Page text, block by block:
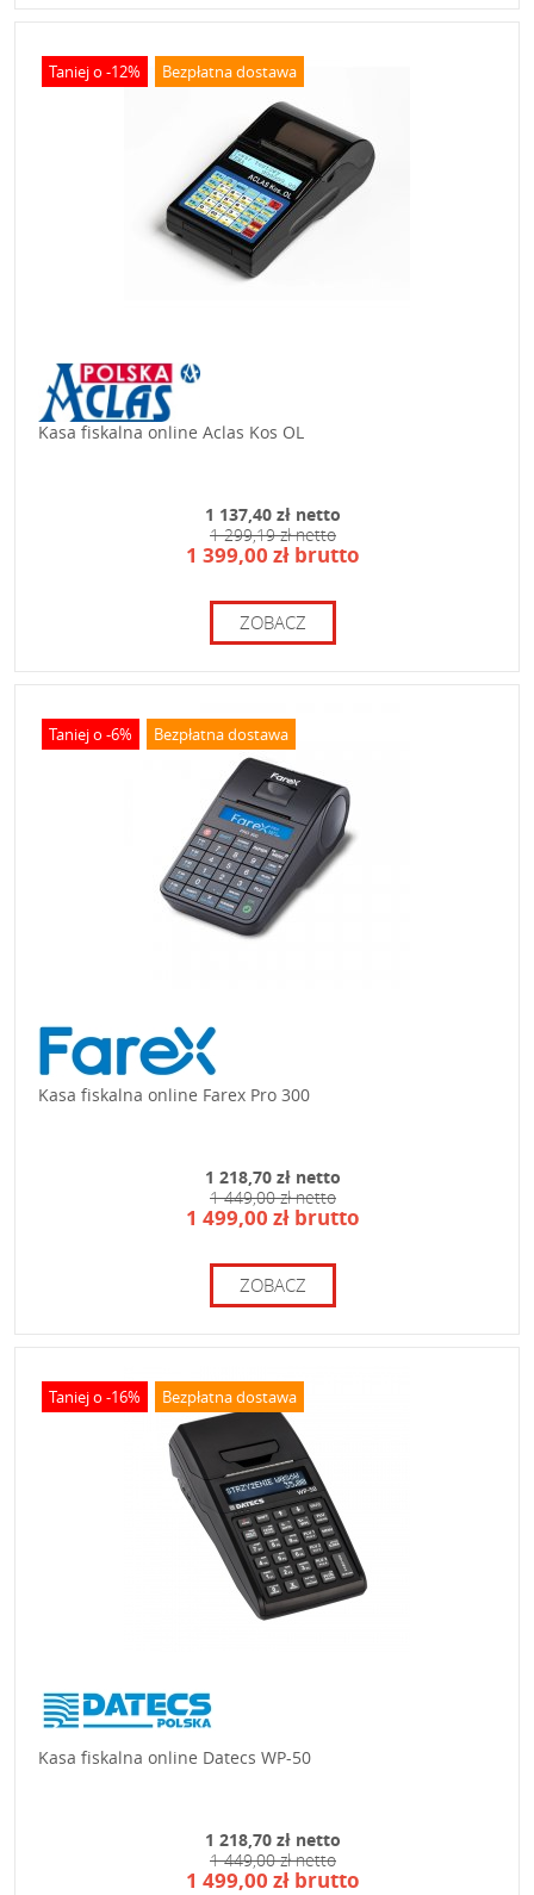
Taniej o -12% Bezpłatna dostawa
Kasa fiskalna online Aclas Kos OL
1 137,40 zł netto
1 299,19 zł netto
1 399,00 zł brutto
ZOBACZ
Taniej o -6% Bezpłatna dostawa
Kasa fiskalna online Farex Pro 300
1 218,70 zł netto
1 449,00 zł netto
1 499,00 zł brutto
ZOBACZ
Taniej o -16% Bezpłatna dostawa
Kasa fiskalna online Datecs WP-50
1 218,70 zł netto
1 449,00 zł netto
1 499,00 zł brutto